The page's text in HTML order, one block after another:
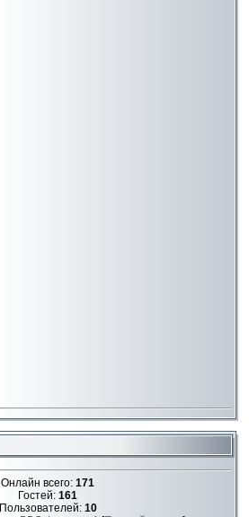
Онлайн всего: 171
Гостей: 161
Пользователей: 10